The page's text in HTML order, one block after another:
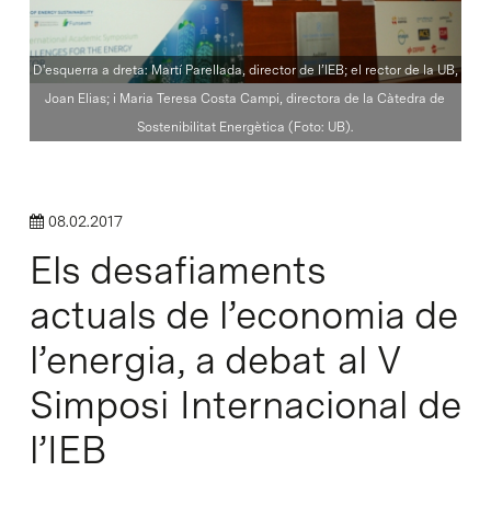
D'esquerra a dreta: Martí Parellada, director de l’IEB; el rector de la UB,
Joan Elias; i Maria Teresa Costa Campi, directora de la Càtedra de
Sostenibilitat Energètica (Foto: UB).
08.02.2017
Els desafiaments
actuals de l’economia de
l’energia, a debat al V
Simposi Internacional de
l’IEB